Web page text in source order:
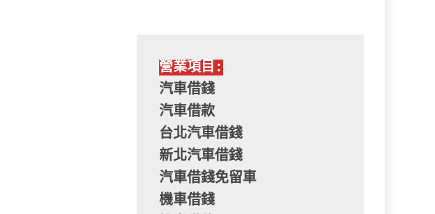
營業項目:
汽車借錢
汽車借款
台北汽車借錢
新北汽車借錢
汽車借錢免留車
機車借錢